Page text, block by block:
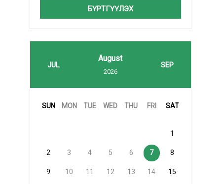
БҮРТГҮҮЛЭХ
JUL
August
2026
SEP
SUN MON TUE WED THU FRI SAT
1
2 3 4 5 6 7 8
9 10 11 12 13 14 15